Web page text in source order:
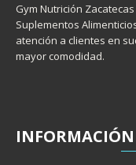
Gym Nutrición
Suplementos
atención a clientes en
mayor comodidad.
INFORMACIÓN